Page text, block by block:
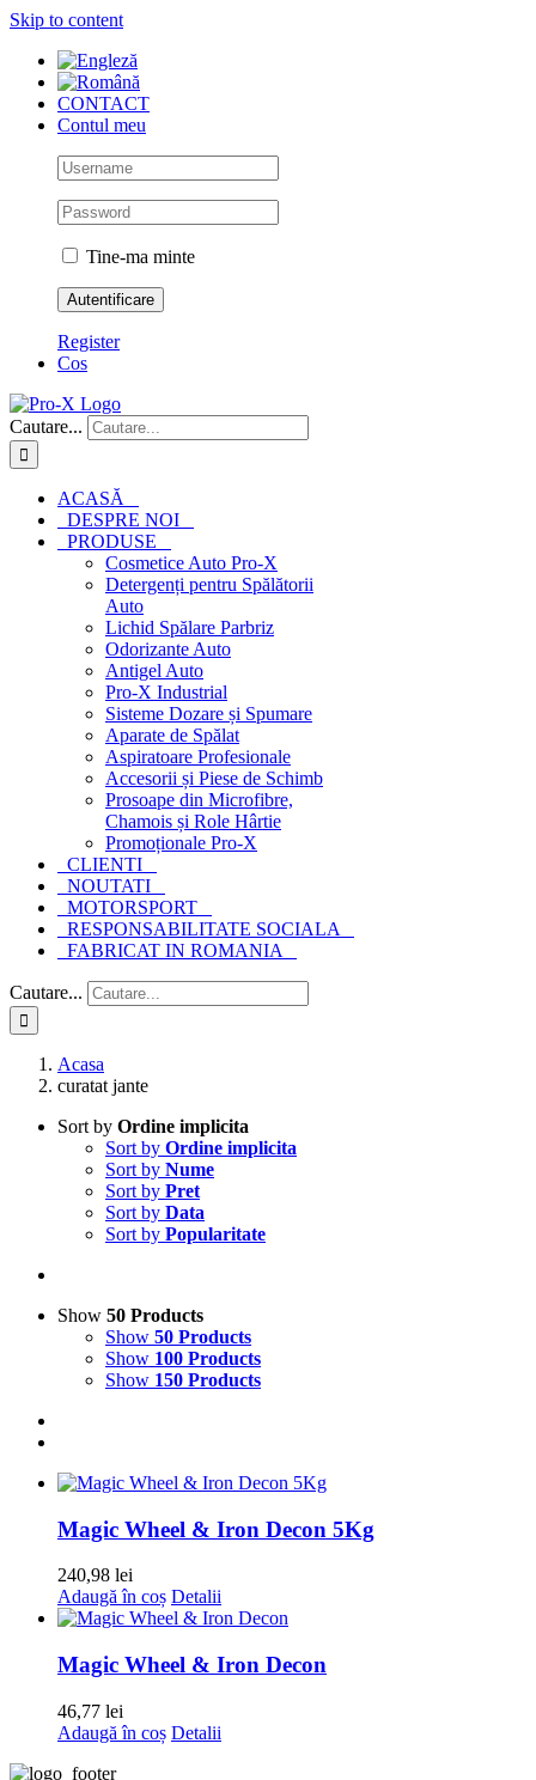
Skip to content
CONTACT
Contul meu
Tine-ma minte
Register
Cos
Cautare...
ACASĂ
DESPRE NOI
PRODUSE
Cosmetice Auto Pro-X
Detergenți pentru Spălătorii
Auto
Lichid Spălare Parbriz
Odorizante Auto
Antigel Auto
Pro-X Industrial
Sisteme Dozare și Spumare
Aparate de Spălat
Aspiratoare Profesionale
Accesorii și Piese de Schimb
Prosoape din Microfibre,
Chamois și Role Hârtie
Promoționale Pro-X
CLIENTI
NOUTATI
MOTORSPORT
RESPONSABILITATE SOCIALA
FABRICAT IN ROMANIA
Cautare...
Acasa
curatat jante
Sort by Ordine implicita
Sort by Ordine implicita
Sort by Nume
Sort by Pret
Sort by Data
Sort by Popularitate
Show 50 Products
Show 50 Products
Show 100 Products
Show 150 Products
Magic Wheel & Iron Decon 5Kg
240,98 lei
Adaugă în coș Detalii
Magic Wheel & Iron Decon
46,77 lei
Adaugă în coș Detalii